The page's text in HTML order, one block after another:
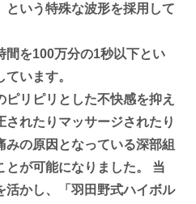
という特殊な波形を採用して
間を100万分の1秒以下とい
います。
リピリとした不快感を抑え
れたりマッサージされたり
みの原因となっている深部組
とが可能になりました。 当
活かし、「羽田野式ハイボル